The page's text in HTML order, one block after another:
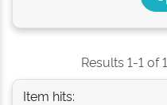
Results 1-1 of
Item hits: